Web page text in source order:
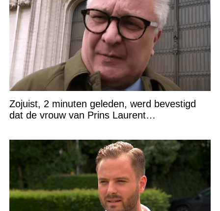
Zojuist, 2 minuten geleden, werd bevestigd
dat de vrouw van Prins Laurent…